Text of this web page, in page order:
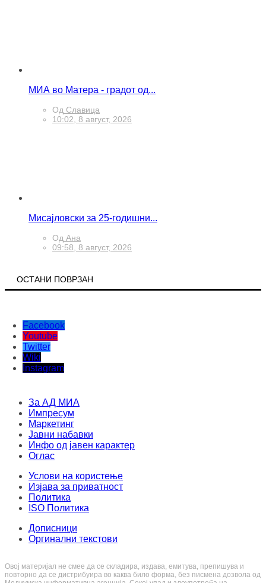
МИА во Матера - градот од...
Од Славица
10:02, 8 август, 2026
Мисајловски за 25-годишни...
Од Ана
09:58, 8 август, 2026
ОСТАНИ ПОВРЗАН
Facebook
Youtube
Twitter
Wiki
Instagram
За АД МИА
Импресум
Маркетинг
Јавни набавки
Инфо од јавен карактер
Оглас
Услови на користење
Изјава за приватност
Политика
ISO Политика
Дописници
Оргинални текстови
Овој материјал не смее да се складира, издава, емитува, препишува и
повторно да се дистрибуира во каква било форма, без писмена дозвола од